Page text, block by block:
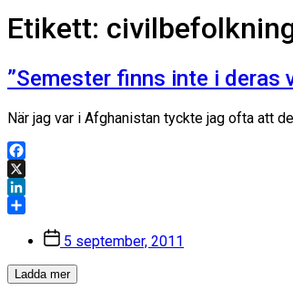
Etikett:
”Semester finns inte i deras
När jag var i Afghanistan tyckte jag ofta att
Facebook
X
LinkedIn
Inläggsdatum
5 september, 2011
Ladda mer